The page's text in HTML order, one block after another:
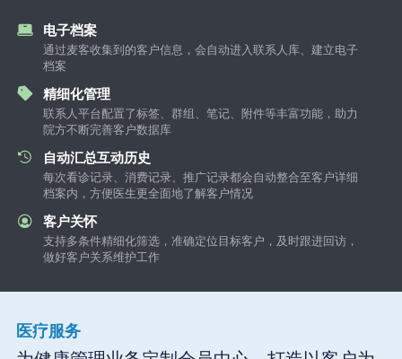
电子档案
通过麦客收集到的客户信息，会自动进入联系人库、建立电子
档案
精细化管理
联系人平台配置了标签、群组、笔记、附件等丰富功能，助力
院方不断完善客户数据库
自动汇总互动历史
每次看诊记录、消费记录、推广记录都会自动整合至客户详细
档案内，方便医生更全面地了解客户情况
客户关怀
支持多条件精细化筛选，准确定位目标客户，及时跟进回访，
做好客户关系维护工作
医疗服务